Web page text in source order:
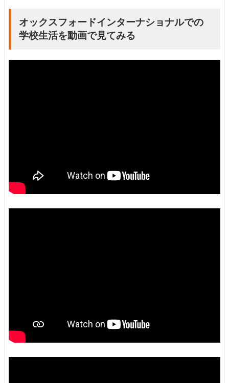
オックスフォードインターナショナルでの
学校生活を動画で見てみる